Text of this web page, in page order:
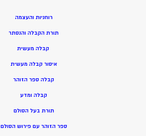
רוחניות והעצמה
תורת הקבלה והנסתר
קבלה מעשית
איסור קבלה מעשית
קבלה ספר הזוהר
קבלה ומדע
תורת בעל הסולם
ספר הזוהר עם פירוש הסולם